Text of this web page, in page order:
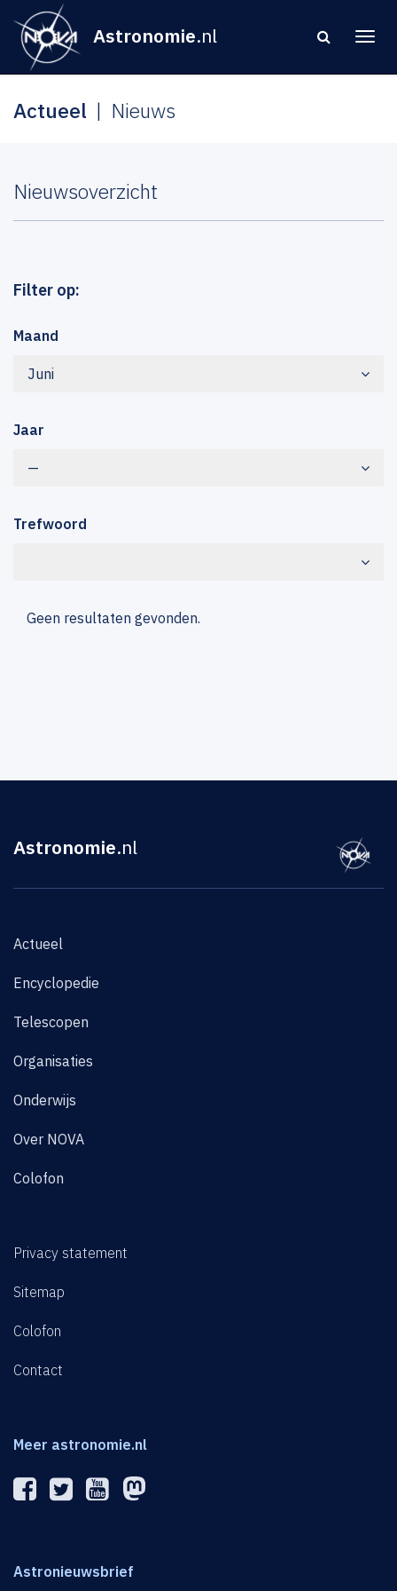
Astronomie.nl
Actueel Nieuws
Nieuwsoverzicht
Filter op:
Maand
Juni
Jaar
—
Trefwoord
Geen resultaten gevonden.
Astronomie.nl
Actueel
Encyclopedie
Telescopen
Organisaties
Onderwijs
Over NOVA
Colofon
Privacy statement
Sitemap
Colofon
Contact
Meer astronomie.nl
Astronieuwsbrief